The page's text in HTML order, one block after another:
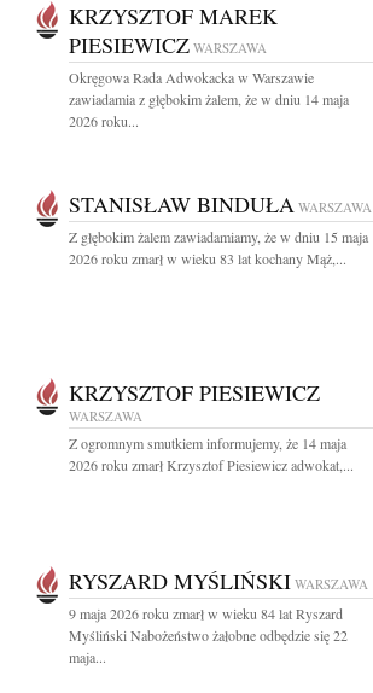
KRZYSZTOF MAREK
PIESIEWICZ WARSZAWA
Okręgowa Rada Adwokacka w Warszawie
zawiadamia z głębokim żalem, że w dniu 14 maja
2026 roku...
STANISŁAW BINDUŁA WARSZAWA
Z głębokim żalem zawiadamiamy, że w dniu 15 maja
2026 roku zmarł w wieku 83 lat kochany Mąż,...
KRZYSZTOF PIESIEWICZ
WARSZAWA
Z ogromnym smutkiem informujemy, że 14 maja
2026 roku zmarł Krzysztof Piesiewicz adwokat,...
RYSZARD MYŚLIŃSKI WARSZAWA
9 maja 2026 roku zmarł w wieku 84 lat Ryszard
Myśliński Nabożeństwo żałobne odbędzie się 22
maja...